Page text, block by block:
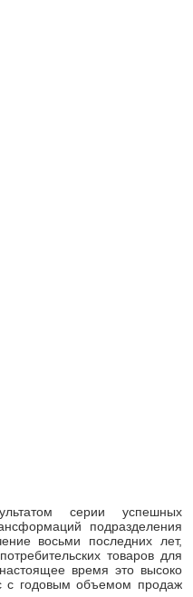
серии успешных
подразделения
восьми последних лет,
товаров для
время это высоко
с годовым объемом продаж